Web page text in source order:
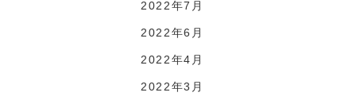
2022年7月
2022年6月
2022年4月
2022年3月